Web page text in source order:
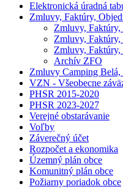
Elektronická úradná
Zmluvy, Faktúry,
Zmluvy,
Zmluvy,
Zmluvy,
Archív ZFO
Zmluvy Camping Belá,
VZN - Všeobecne
PHSR 2015-2020
PHSR 2023-2027
Verejné obstarávanie
Voľby
Záverečný účet
Rozpočet a ekonomika
Územný plán obce
Komunitný plán obce
Požiarny poriadok obce